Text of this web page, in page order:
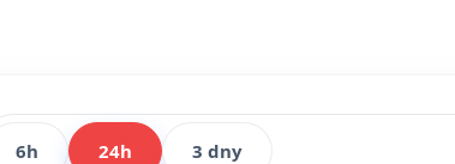
6h 24h 3 dny